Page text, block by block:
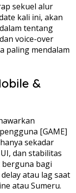
sekuel alur
kali ini, akan
tentang
voice-over
paling mendalam
&
[GAME]
sekadar
dan stabilitas
berguna bagi
atau lag saat
atau Sumeru.